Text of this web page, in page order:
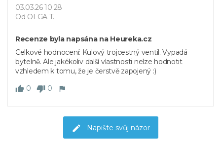
03.03.26 10:28
Od OLGA T.
Recenze byla napsána na Heureka.cz
Celkové hodnocení: Kulový trojcestný ventil. Vypadá
bytelně. Ale jakékoliv další vlastnosti nelze hodnotit
vzhledem k tomu, že je čerstvě zapojený :)
0
0
Napište svůj názor